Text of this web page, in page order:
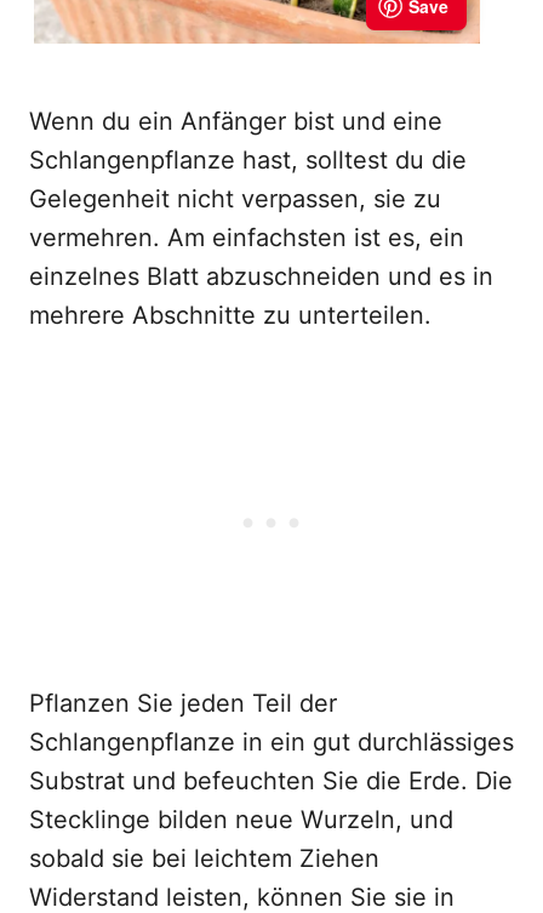
Wenn du ein Anfänger bist und eine
Schlangenpflanze hast, solltest du die
Gelegenheit nicht verpassen, sie zu
vermehren. Am einfachsten ist es, ein
einzelnes Blatt abzuschneiden und es in
mehrere Abschnitte zu unterteilen.
Pflanzen Sie jeden Teil der
Schlangenpflanze in ein gut durchlässiges
Substrat und befeuchten Sie die Erde. Die
Stecklinge bilden neue Wurzeln, und
sobald sie bei leichtem Ziehen
Widerstand leisten, können Sie sie in